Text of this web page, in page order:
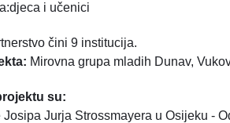
i učenici
čini 9 institucija.
Mirovna grupa mladih Dunav,
su:
Josipa Jurja Strossmayera u Osijeku -